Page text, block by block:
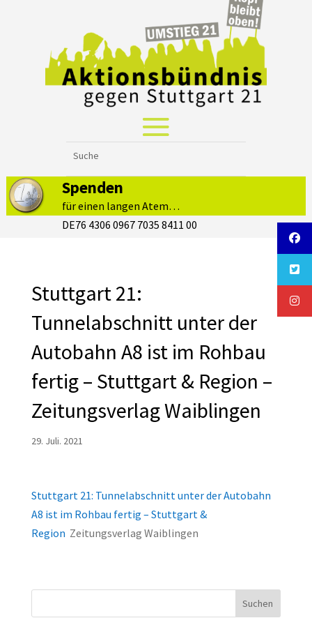
Spenden
für einen langen Atem…
DE76 4306 0967 7035 8411 00
Stuttgart 21:
Tunnelabschnitt unter der
Autobahn A8 ist im Rohbau
fertig – Stuttgart & Region –
Zeitungsverlag Waiblingen
29. Juli. 2021
Stuttgart 21: Tunnelabschnitt unter der Autobahn
A8 ist im Rohbau fertig – Stuttgart &
Region Zeitungsverlag Waiblingen
Suchen